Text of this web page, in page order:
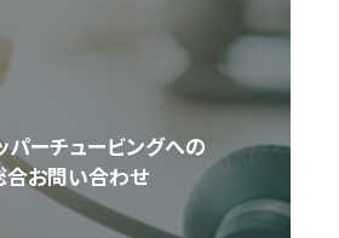
パーチュービングへの
合お問い合わせ